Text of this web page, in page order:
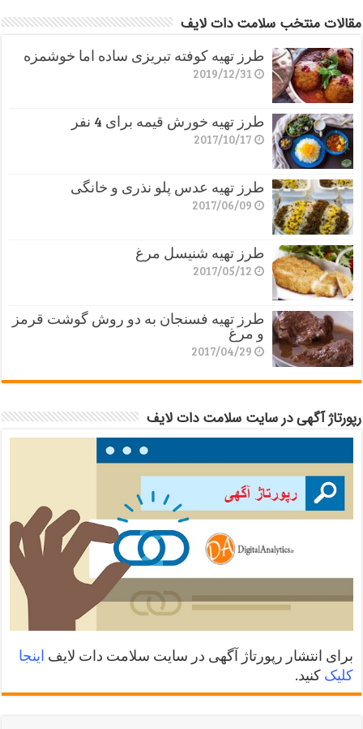
مقالات منتخب سلامت دات لایف
طرز تهیه کوفته تبریزی ساده اما خوشمزه
2019/12/31
طرز تهیه خورش قیمه برای 4 نفر
2017/10/17
طرز تهیه عدس پلو نذری و خانگی
2017/06/09
طرز تهیه شنیسل مرغ
2017/05/12
طرز تهیه فسنجان به دو روش گوشت قرمز
و مرغ
2017/04/29
رپورتاژ آگهی در سایت سلامت دات لایف
برای انتشار رپورتاژ آگهی در سایت سلامت دات لایف اینجا
کلیک کنید.